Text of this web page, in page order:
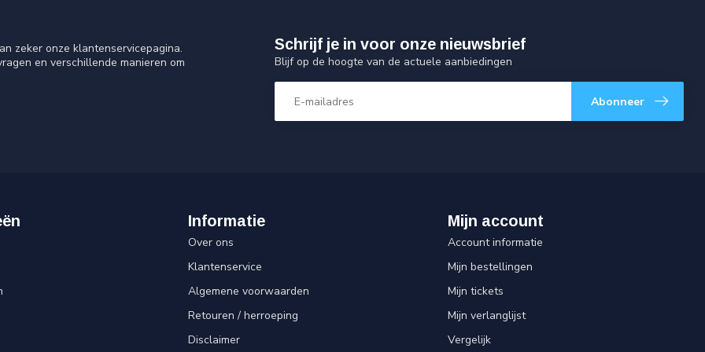
zeker onze klantenservicepagina.
en verschillende manieren om
Schrijf je in voor onze nieuwsbrief
Blijf op de hoogte van de actuele aanbiedingen
Abonneer
Informatie
Over ons
Klantenservice
Algemene voorwaarden
Retouren / herroeping
Disclaimer
Mijn account
Account informatie
Mijn bestellingen
Mijn tickets
Mijn verlanglijst
Vergelijk